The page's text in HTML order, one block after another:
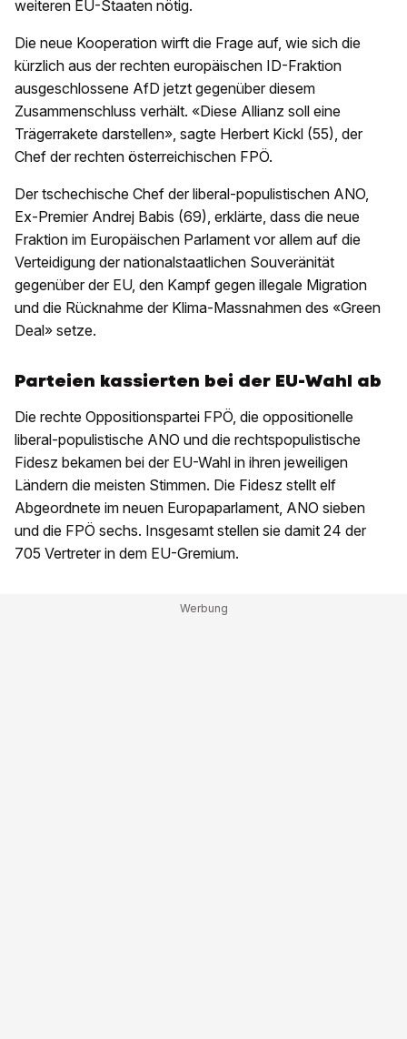
weiteren EU-Staaten nötig.
Die neue Kooperation wirft die Frage auf, wie sich die
kürzlich aus der rechten europäischen ID-Fraktion
ausgeschlossene AfD jetzt gegenüber diesem
Zusammenschluss verhält. «Diese Allianz soll eine
Trägerrakete darstellen», sagte Herbert Kickl (55), der
Chef der rechten österreichischen FPÖ.
Der tschechische Chef der liberal-populistischen ANO,
Ex-Premier Andrej Babis (69), erklärte, dass die neue
Fraktion im Europäischen Parlament vor allem auf die
Verteidigung der nationalstaatlichen Souveränität
gegenüber der EU, den Kampf gegen illegale Migration
und die Rücknahme der Klima-Massnahmen des «Green
Deal» setze.
Parteien kassierten bei der EU-Wahl ab
Die rechte Oppositionspartei FPÖ, die oppositionelle
liberal-populistische ANO und die rechtspopulistische
Fidesz bekamen bei der EU-Wahl in ihren jeweiligen
Ländern die meisten Stimmen. Die Fidesz stellt elf
Abgeordnete im neuen Europaparlament, ANO sieben
und die FPÖ sechs. Insgesamt stellen sie damit 24 der
705 Vertreter in dem EU-Gremium.